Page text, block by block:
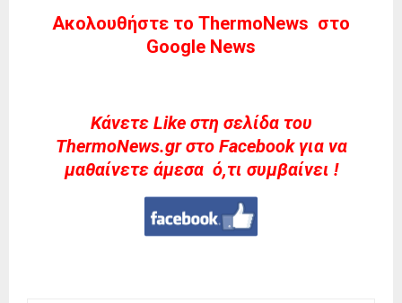
Ακολουθήστε το ThermoNews στο
Google News
Kάνετε Like στη σελίδα του
ThermoNews.gr στο Facebook για να
μαθαίνετε άμεσα ό,τι συμβαίνει !